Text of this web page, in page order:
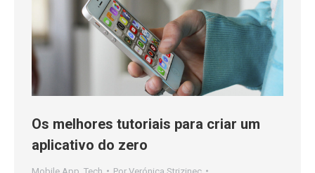
Os melhores tutoriais para criar um
aplicativo do zero